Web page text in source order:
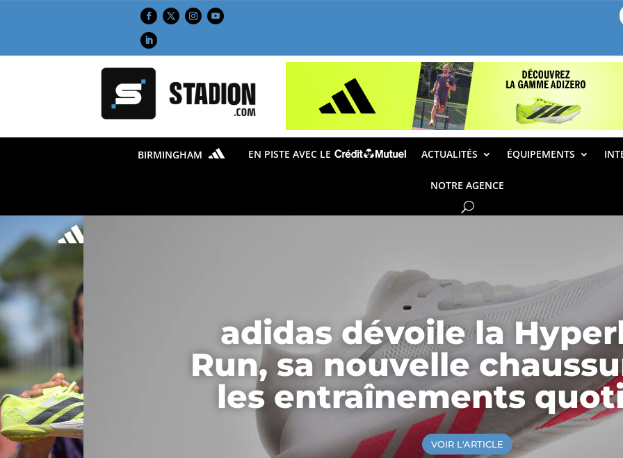
BIRMINGHAM EN PISTE AVEC LE ACTUALITÉS ÉQUIPEMENTS
NOTRE AGENCE
adidas dévoile la
Run, sa nouvelle
les entraînements
VOIR L'ARTICLE